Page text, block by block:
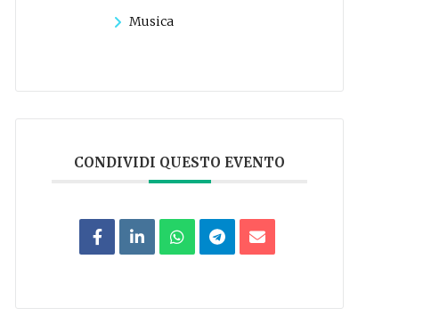
Musica
CONDIVIDI QUESTO EVENTO